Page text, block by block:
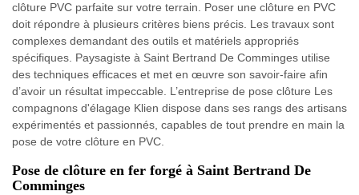
clôture PVC parfaite sur votre terrain. Poser une clôture en PVC
doit répondre à plusieurs critères biens précis. Les travaux sont
complexes demandant des outils et matériels appropriés
spécifiques. Paysagiste à Saint Bertrand De Comminges utilise
des techniques efficaces et met en œuvre son savoir-faire afin
d’avoir un résultat impeccable. L’entreprise de pose clôture Les
compagnons d'élagage Klien dispose dans ses rangs des artisans
expérimentés et passionnés, capables de tout prendre en main la
pose de votre clôture en PVC.
Pose de clôture en fer forgé à Saint Bertrand De
Comminges